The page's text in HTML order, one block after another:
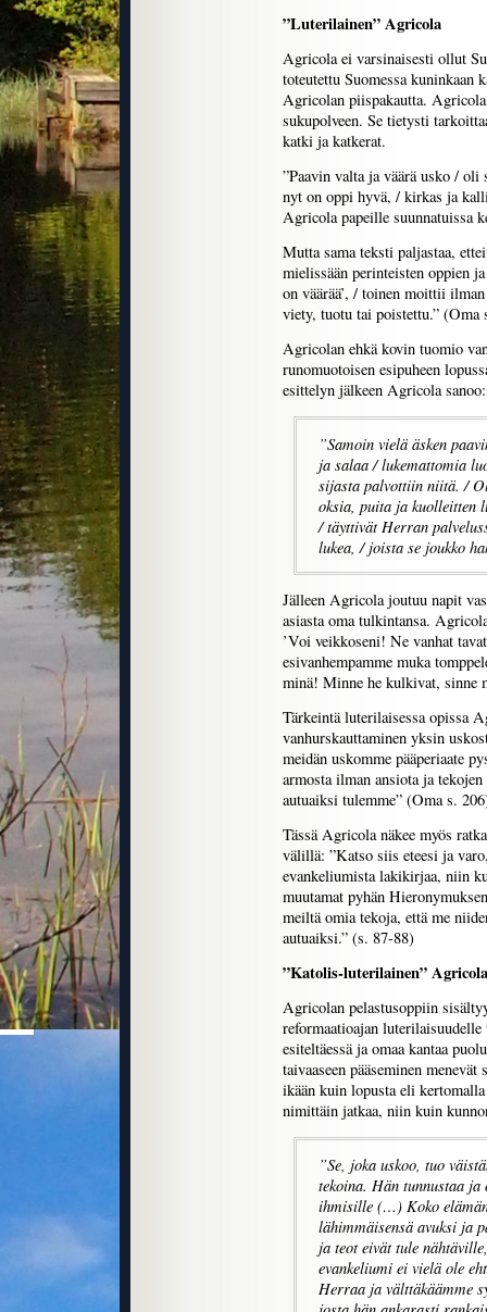
”Luterilainen” Agricola
Agricola ei varsinaisesti ollut
toteutettu Suomessa kuninkaan
Agricolan piispakautta.
sukupolveen. Se tietysti
katki ja katkerat.
”Paavin valta ja väärä usko /
nyt on oppi hyvä, / kirkas ja
Agricola papeille suunnatuissa
Mutta sama teksti paljastaa,
mielissään perinteisten oppien
on väärää’, / toinen moittii
viety, tuotu tai poistettu.” (Oma
Agricolan ehkä kovin tuomio
runomuotoisen esipuheen
esittelyn jälkeen Agricola sanoo:
”Samoin vielä äsken
ja salaa / lukemattomia
sijasta palvottiin niitä. /
oksia, puita ja kuolleitten
/ täyttivät Herran
lukea, / joista se joukko
Jälleen Agricola joutuu napit
asiasta oma tulkintansa.
’Voi veikkoseni! Ne vanhat
esivanhempamme muka
minä! Minne he kulkivat, sinne
Tärkeintä luterilaisessa opissa
vanhurskauttaminen yksin
meidän uskomme pääperiaate
armosta ilman ansiota ja
autuaiksi tulemme” (Oma s.
Tässä Agricola näkee myös
välillä: ”Katso siis eteesi ja
evankeliumista lakikirjaa, niin
muutamat pyhän
meiltä omia tekoja, että me
autuaiksi.” (s. 87-88)
”Katolis-luterilainen” Agricola
Agricolan pelastusoppiin
reformaatioajan
esiteltäessä ja omaa kantaa
taivaaseen pääseminen
ikään kuin lopusta eli
nimittäin jatkaa, niin kuin
”Se, joka uskoo, tuo
tekoina. Hän tunnustaa
ihmisille (…) Koko
lähimmäisensä avuksi ja
ja teot eivät tule
evankeliumi ei vielä ole
Herraa ja välttäkäämme